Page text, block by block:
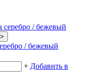
/ бежевый
+ Добавить в